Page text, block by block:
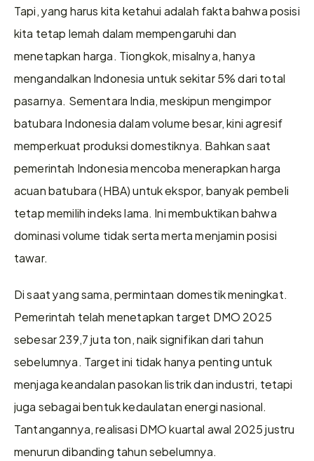
Tapi, yang harus kita ketahui adalah fakta bahwa posisi
kita tetap lemah dalam mempengaruhi dan
menetapkan harga. Tiongkok, misalnya, hanya
mengandalkan Indonesia untuk sekitar 5% dari total
pasarnya. Sementara India, meskipun mengimpor
batubara Indonesia dalam volume besar, kini agresif
memperkuat produksi domestiknya. Bahkan saat
pemerintah Indonesia mencoba menerapkan harga
acuan batubara (HBA) untuk ekspor, banyak pembeli
tetap memilih indeks lama. Ini membuktikan bahwa
dominasi volume tidak serta merta menjamin posisi
tawar.
Di saat yang sama, permintaan domestik meningkat.
Pemerintah telah menetapkan target DMO 2025
sebesar 239,7 juta ton, naik signifikan dari tahun
sebelumnya. Target ini tidak hanya penting untuk
menjaga keandalan pasokan listrik dan industri, tetapi
juga sebagai bentuk kedaulatan energi nasional.
Tantangannya, realisasi DMO kuartal awal 2025 justru
menurun dibanding tahun sebelumnya.